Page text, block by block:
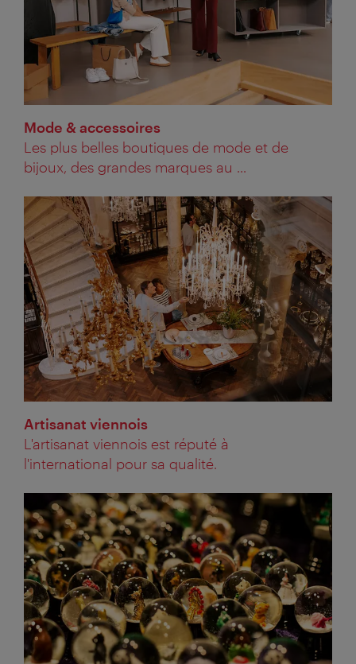
Mode & accessoires
Les plus belles boutiques de mode et de
bijoux, des grandes marques au ...
Artisanat viennois
L'artisanat viennois est réputé à
l'international pour sa qualité.